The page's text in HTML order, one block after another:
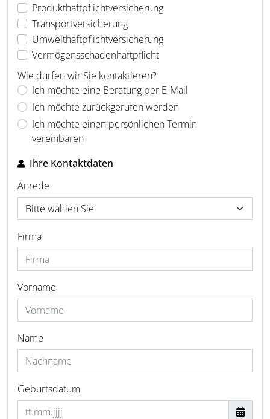
Produkthaftpflichtversicherung
Transportversicherung
Umwelthaftpflichtversicherung
Vermögensschadenhaftpflicht
Wie dürfen wir Sie kontaktieren?
Ich möchte eine Beratung per E-Mail
Ich möchte zurückgerufen werden
Ich möchte einen persönlichen Termin
vereinbaren
Ihre Kontaktdaten
Anrede
Firma
Vorname
Name
Geburtsdatum